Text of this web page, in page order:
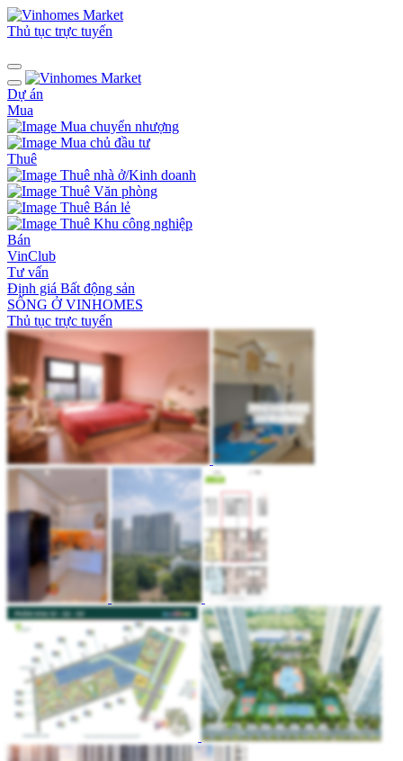
Thủ tục trực tuyến
Dự án
Mua
Mua chuyển nhượng
Mua chủ đầu tư
Thuê
Thuê nhà ở/Kinh doanh
Thuê Văn phòng
Thuê Bán lẻ
Thuê Khu công nghiệp
Bán
VinClub
Tư vấn
Định giá Bất động sản
SỐNG Ở VINHOMES
Thủ tục trực tuyến